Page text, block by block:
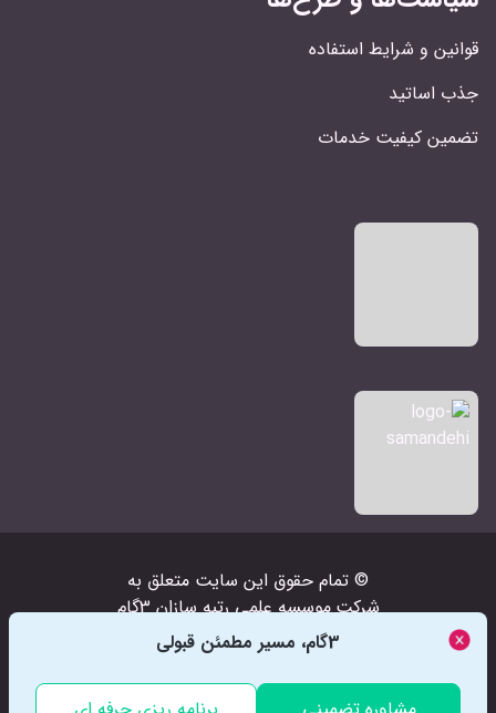
قوانین و شرایط استفاده
جذب اساتید
تضمین کیفیت خدمات
© تمام حقوق اين سايت متعلق به
شرکت‌موسسه علمی رتبه سازان 3گام
است
3گام، مسیر مطمئن قبولی